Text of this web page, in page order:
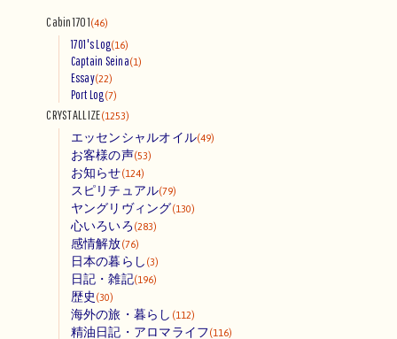
Cabin1701(46)
1701's Log(16)
Captain Seina(1)
Essay(22)
Port Log(7)
CRYSTALLIZE(1253)
エッセンシャルオイル(49)
お客様の声(53)
お知らせ(124)
スピリチュアル(79)
ヤングリヴィング(130)
心いろいろ (283)
感情解放(76)
日本の暮らし (3)
日記・雑記(196)
歴史 (30)
海外の旅・暮らし (112)
精油日記・アロマライフ(116)